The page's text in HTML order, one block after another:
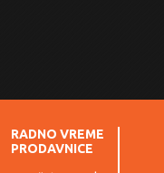
RADNO VREME
PRODAVNICE